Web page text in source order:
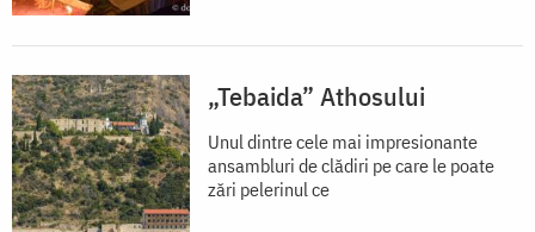
„Tebaida” Athosului
Unul dintre cele mai impresionante
ansambluri de clădiri pe care le poate
zări pelerinul ce